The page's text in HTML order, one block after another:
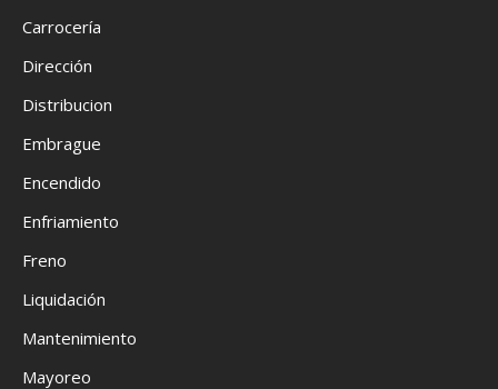
Carrocería
Dirección
Distribucion
Embrague
Encendido
Enfriamiento
Freno
Liquidación
Mantenimiento
Mayoreo